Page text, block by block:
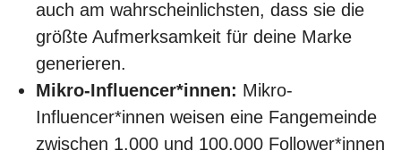
auch am wahrscheinlichsten, dass sie die
größte Aufmerksamkeit für deine Marke
generieren.
Mikro-Influencer*innen: Mikro-
Influencer*innen weisen eine Fangemeinde
zwischen 1.000 und 100.000 Follower*innen